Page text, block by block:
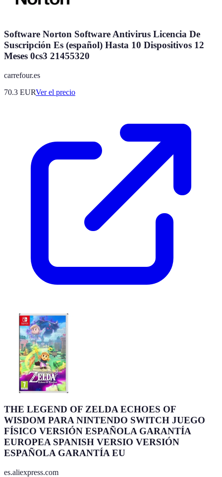
Software Norton Software Antivirus Licencia De
Suscripción Es (español) Hasta 10 Dispositivos 12
Meses 0cs3 21455320
carrefour.es
70.3 EURVer el precio
THE LEGEND OF ZELDA ECHOES OF
WISDOM PARA NINTENDO SWITCH JUEGO
FÍSICO VERSIÓN ESPAÑOLA GARANTÍA
EUROPEA SPANISH VERSIO VERSIÓN
ESPAÑOLA GARANTÍA EU
es.aliexpress.com